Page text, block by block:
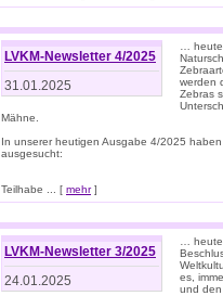
LVKM-Newsletter 4/2025
31.01.2025
…
werden
Zebras
Mähne.
In unserer heutigen Ausgabe 4/2025
ausgesucht:
Teilhabe ... [ mehr]
LVKM-Newsletter 3/2025
24.01.2025
…
es,
und